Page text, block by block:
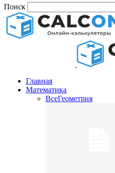
Поиск
Главная
Математика
ВсеГеометрия